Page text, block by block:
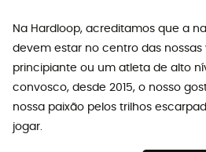
Na Hardloop, acreditamos que a
devem estar no centro das nossas
principiante ou um atleta de alto
convosco, desde 2015, o nosso
nossa paixão pelos trilhos
jogar.